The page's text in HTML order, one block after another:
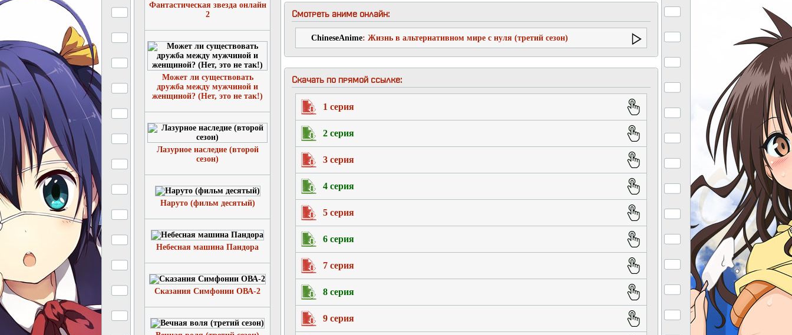
Фантастическая звезда онлайн
2
Может ли существовать
дружба между мужчиной и
женщиной? (Нет, это не так!)
Лазурное наследие (второй
сезон)
Наруто (фильм десятый)
Небесная машина Пандора
Сказания Симфонии ОВА-2
Смотреть аниме онлайн:
ChineseAnime: Жизнь в альтернативном мире с нуля (третий сезон)
Скачать по прямой ссылке:
1 серия
2 серия
3 серия
4 серия
5 серия
6 серия
7 серия
8 серия
9 серия